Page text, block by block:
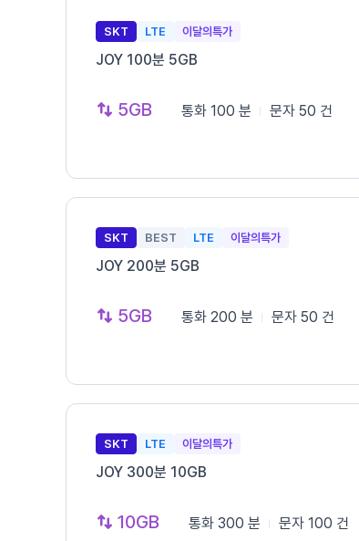
SKT LTE 이달의특가
JOY 100분 5GB
5GB 통화 100 분 문자 50 건
SKT BEST LTE 이달의특가
JOY 200분 5GB
5GB 통화 200 분 문자 50 건
SKT LTE 이달의특가
JOY 300분 10GB
10GB 통화 300 분 문자 100 건